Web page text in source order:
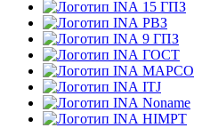
15 ГПЗ
РВЗ
9 ГПЗ
ГОСТ
MAPCO
ITJ
Noname
HIMPT